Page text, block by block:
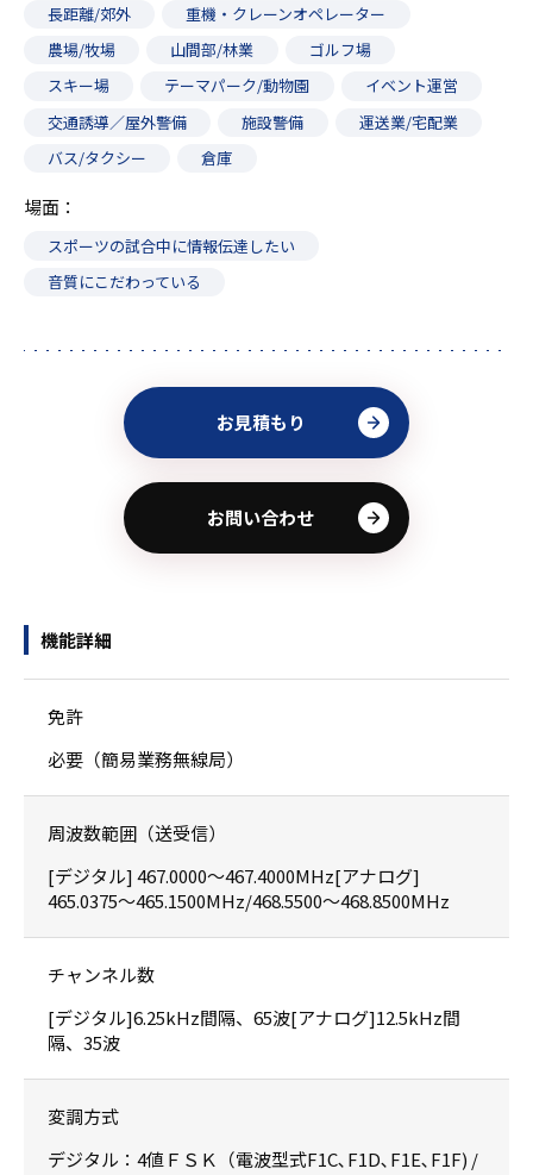
長距離/郊外
重機・クレーンオペレーター
農場/牧場
山間部/林業
ゴルフ場
スキー場
テーマパーク/動物園
イベント運営
交通誘導／屋外警備
施設警備
運送業/宅配業
バス/タクシー
倉庫
場面
スポーツの試合中に情報伝達したい
音質にこだわっている
お見積もり
お問い合わせ
機能詳細
免許
必要（簡易業務無線局）
周波数範囲（送受信）
[デジタル] 467.0000〜467.4000MHz[アナログ]
465.0375〜465.1500MHz/468.5500〜468.8500MHz
チャンネル数
[デジタル]6.25kHz間隔、65波[アナログ]12.5kHz間
隔、35波
変調方式
デジタル：4値ＦＳＫ（電波型式F1C､F1D､F1E､F1F) /